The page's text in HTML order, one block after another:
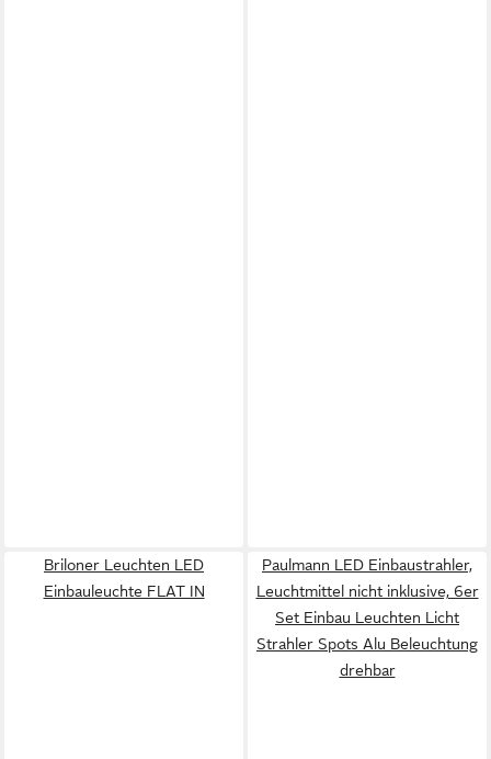
Briloner Leuchten LED
Einbauleuchte FLAT IN
Paulmann LED Einbaustrahler,
Leuchtmittel nicht inklusive, 6er
Set Einbau Leuchten Licht
Strahler Spots Alu Beleuchtung
drehbar